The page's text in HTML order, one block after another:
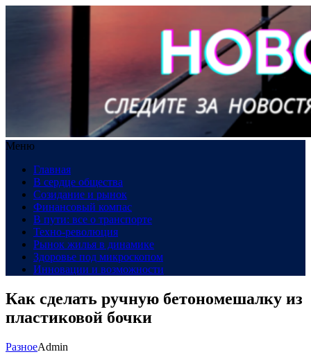
Меню
Главная
В сердце общества
Созидание и рынок
Финансовый компас
В пути: все о транспорте
Техно-революция
Рынок жилья в динамике
Здоровье под микроскопом
Инновации и возможности
Как сделать ручную бетономешалку из
пластиковой бочки
РазноеAdmin